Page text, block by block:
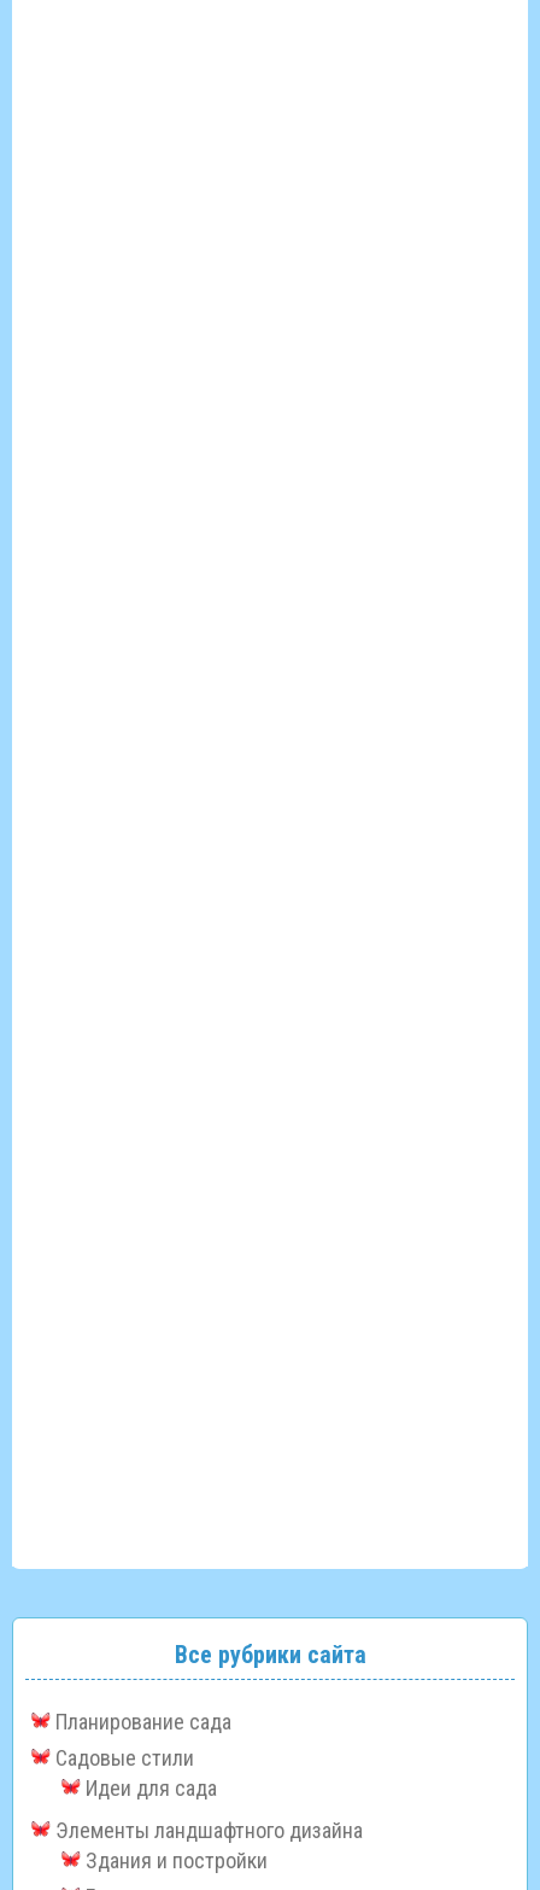
Все рубрики сайта
Планирование сада
Садовые стили
Идеи для сада
Элементы ландшафтного дизайна
Здания и постройки